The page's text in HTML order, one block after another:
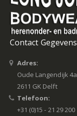
Contact Gegevens
Adres:
Oude Langendijk 4a
2611 GK Delft
Telefoon:
+31 (0)15 - 21 29 200